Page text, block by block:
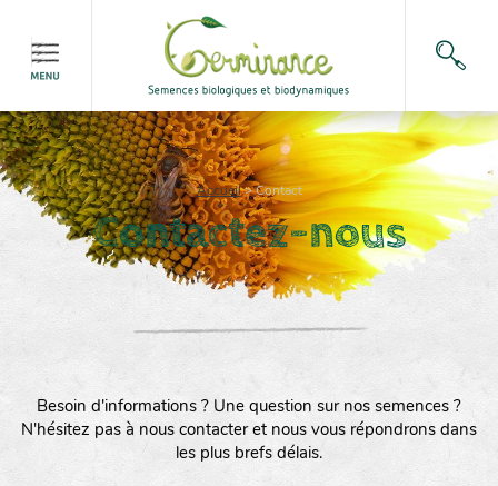
Accueil>Contact
Contactez-nous
Besoin d'informations ? Une question sur nos semences ?
N'hésitez pas à nous contacter et nous vous répondrons dans
les plus brefs délais.